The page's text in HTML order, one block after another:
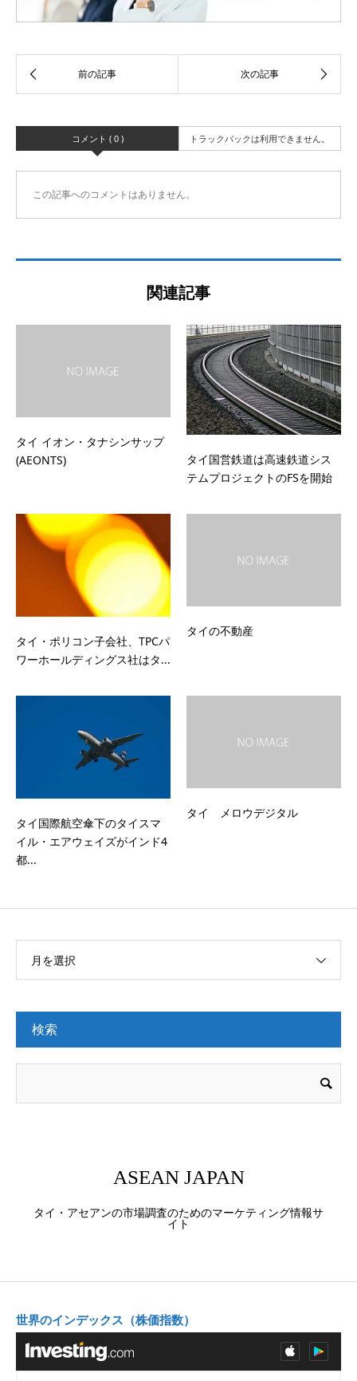
コメント ( 0 ) トラックバックは利用できません。
この記事へのコメントはありません。
関連記事
タイ イオン・タナシンサップ
(AEONTS)
タイ国営鉄道は高速鉄道シス
テムプロジェクトのFSを開始
タイ・ポリコン子会社、TPCパ
ワーホールディングス社はタ...
タイの不動産
タイ国際航空傘下のタイスマ
イル・エアウェイズがインド4
都...
タイ メロウデジタル
月を選択
検索
ASEAN JAPAN
タイ・アセアンの市場調査のためのマーケティング情報サ
イト
世界のインデックス（株価指数）